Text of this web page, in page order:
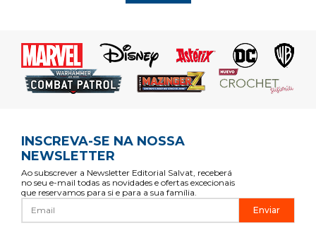
INSCREVA-SE NA NOSSA
NEWSLETTER
Ao subscrever a Newsletter Editorial Salvat, receberá
no seu e-mail todas as novidades e ofertas excecionais
que reservamos para si e para a sua família.
Enviar